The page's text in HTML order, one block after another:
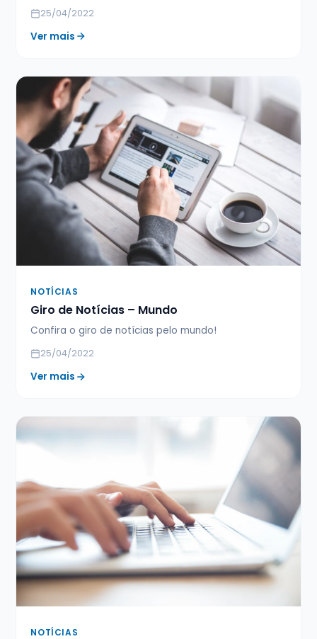
25/04/2022
Ver mais
NOTÍCIAS
Giro de Notícias – Mundo
Confira o giro de notícias pelo mundo!
25/04/2022
Ver mais
NOTÍCIAS